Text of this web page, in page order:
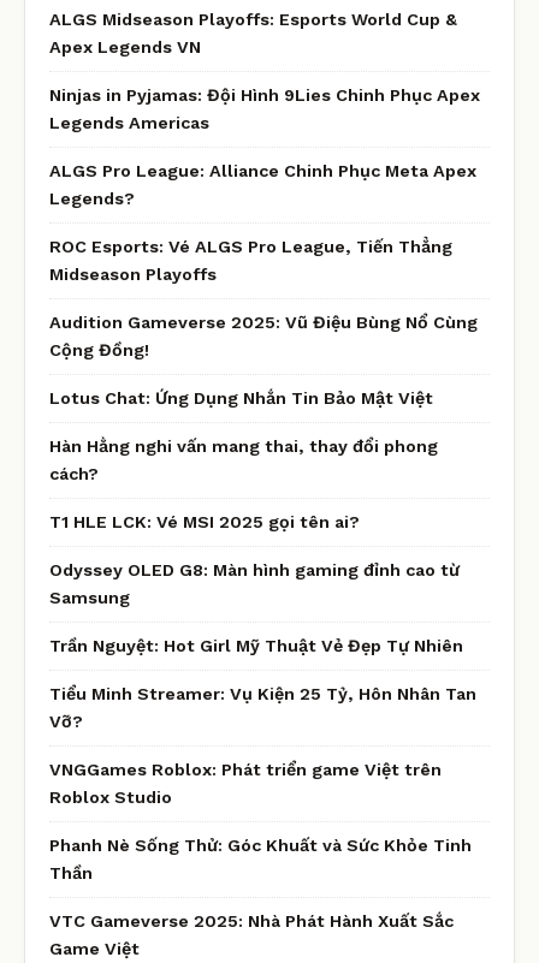
ALGS Midseason Playoffs: Esports World Cup &
Apex Legends VN
Ninjas in Pyjamas: Đội Hình 9Lies Chinh Phục Apex
Legends Americas
ALGS Pro League: Alliance Chinh Phục Meta Apex
Legends?
ROC Esports: Vé ALGS Pro League, Tiến Thẳng
Midseason Playoffs
Audition Gameverse 2025: Vũ Điệu Bùng Nổ Cùng
Cộng Đồng!
Lotus Chat: Ứng Dụng Nhắn Tin Bảo Mật Việt
Hàn Hằng nghi vấn mang thai, thay đổi phong
cách?
T1 HLE LCK: Vé MSI 2025 gọi tên ai?
Odyssey OLED G8: Màn hình gaming đỉnh cao từ
Samsung
Trần Nguyệt: Hot Girl Mỹ Thuật Vẻ Đẹp Tự Nhiên
Tiểu Minh Streamer: Vụ Kiện 25 Tỷ, Hôn Nhân Tan
Vỡ?
VNGGames Roblox: Phát triển game Việt trên
Roblox Studio
Phanh Nè Sống Thử: Góc Khuất và Sức Khỏe Tinh
Thần
VTC Gameverse 2025: Nhà Phát Hành Xuất Sắc
Game Việt